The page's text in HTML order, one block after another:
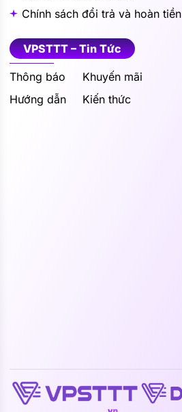
Chính sách đổi trả và hoàn tiền
VPSTTT – Tin Tức
Thông báo
Khuyến mãi
Hướng dẫn
Kiến thức